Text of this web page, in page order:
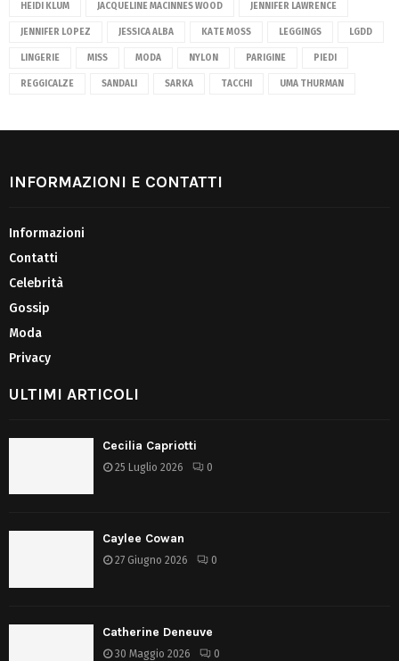
HEIDI KLUM JACQUELINE MACINNES WOOD JENNIFER LAWRENCE
JENNIFER LOPEZ JESSICA ALBA KATE MOSS LEGGINGS LGDD
LINGERIE MISS MODA NYLON PARIGINE PIEDI
REGGICALZE SANDALI SARKA TACCHI UMA THURMAN
INFORMAZIONI E CONTATTI
Informazioni
Contatti
Celebrità
Gossip
Moda
Privacy
ULTIMI ARTICOLI
Cecilia Capriotti
25 Luglio 2026 0
Caylee Cowan
27 Giugno 2026 0
Catherine Deneuve
30 Maggio 2026 0